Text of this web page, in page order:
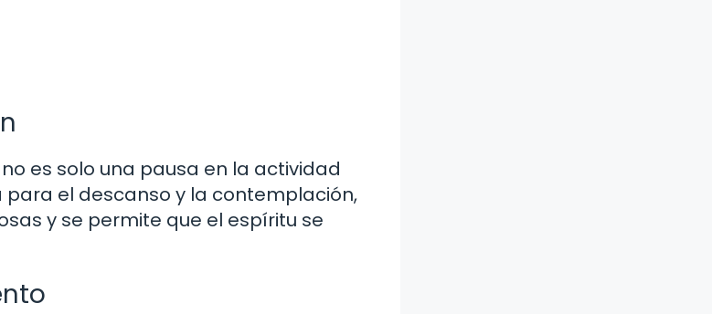
es solo una pausa en la actividad
el descanso y la contemplación,
y se permite que el espíritu se